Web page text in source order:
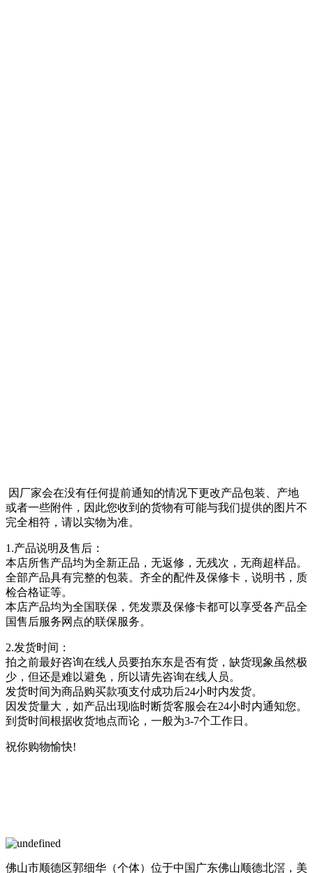
因厂家会在没有任何提前通知的情况下更改产品包装、产地
或者一些附件，因此您收到的货物有可能与我们提供的图片不
完全相符，请以实物为准。
1.产品说明及售后：
本店所售产品均为全新正品，无返修，无残次，无商超样品。
全部产品具有完整的包装。齐全的配件及保修卡，说明书，质
检合格证等。
本店产品均为全国联保，凭发票及保修卡都可以享受各产品全
国售后服务网点的联保服务。
2.发货时间：
拍之前最好咨询在线人员要拍东东是否有货，缺货现象虽然极
少，但还是难以避免，所以请先咨询在线人员。
发货时间为商品购买款项支付成功后24小时内发货。
因发货量大，如产品出现临时断货客服会在24小时内通知您。
到货时间根据收货地点而论，一般为3-7个工作日。
祝你购物愉快!
佛山市顺德区郭细华（个体）位于中国广东佛山顺德北滘，美